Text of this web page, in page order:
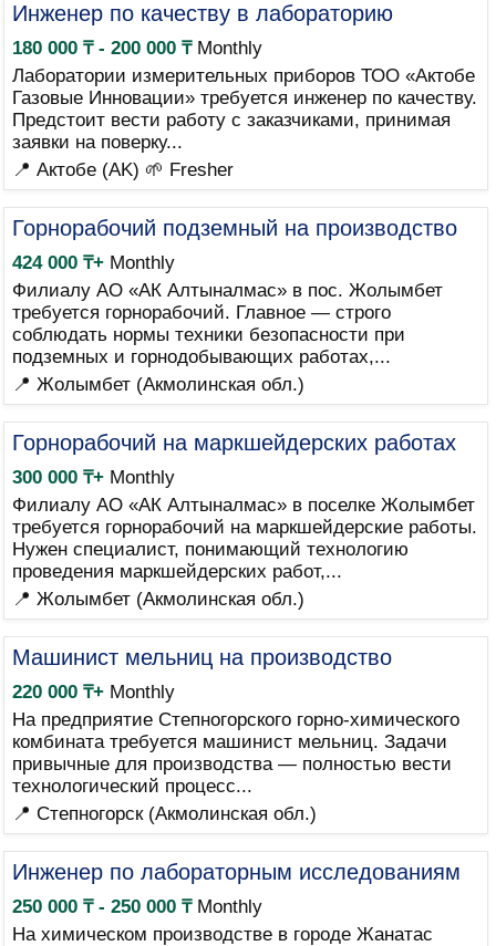
Инженер по качеству в лабораторию
180 000 ₸ - 200 000 ₸Monthly
Лаборатории измерительных приборов ТОО «Актобе
Газовые Инновации» требуется инженер по качеству.
Предстоит вести работу с заказчиками, принимая
заявки на поверку...
📍 Актобе (AK) 🌱 Fresher
Горнорабочий подземный на производство
424 000 ₸+Monthly
Филиалу АО «АК Алтыналмас» в пос. Жолымбет
требуется горнорабочий. Главное — строго
соблюдать нормы техники безопасности при
подземных и горнодобывающих работах,...
📍 Жолымбет (Акмолинская обл.)
Горнорабочий на маркшейдерских работах
300 000 ₸+Monthly
Филиалу АО «АК Алтыналмас» в поселке Жолымбет
требуется горнорабочий на маркшейдерские работы.
Нужен специалист, понимающий технологию
проведения маркшейдерских работ,...
📍 Жолымбет (Акмолинская обл.)
Машинист мельниц на производство
220 000 ₸+Monthly
На предприятие Степногорского горно-химического
комбината требуется машинист мельниц. Задачи
привычные для производства — полностью вести
технологический процесс...
📍 Степногорск (Акмолинская обл.)
Инженер по лабораторным исследованиям
250 000 ₸ - 250 000 ₸Monthly
На химическом производстве в городе Жанатас